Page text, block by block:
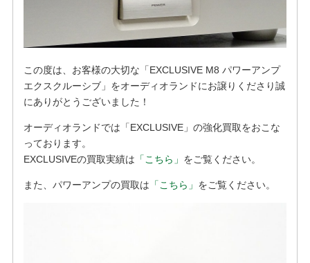
この度は、お客様の大切な「EXCLUSIVE M8 パワーアンプ
エクスクルーシブ」をオーディオランドにお譲りくださり誠
にありがとうございました！
オーディオランドでは「EXCLUSIVE」の強化買取をおこな
っております。
EXCLUSIVEの買取実績は 「こちら」 をご覧ください。
また、パワーアンプの買取は 「こちら」 をご覧ください。